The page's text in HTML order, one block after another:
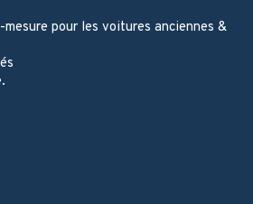
pour les voitures anciennes &